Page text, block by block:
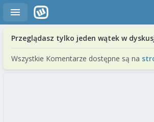
Przeglądasz tylko jeden wątek w
Wszystkie Komentarze dostępne są na